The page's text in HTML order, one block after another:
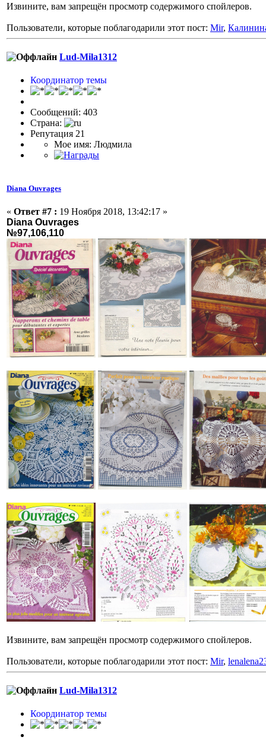
Извините, вам запрещён просмотр содержимого спойлеров.
Пользователи, которые поблагодарили этот пост: Mir,
Lud-Mila1312
Координатор темы
Сообщений: 403
Страна:
Репутация 21
Мое имя: Людмила
Diana Ouvrages
« Ответ #7 : 19 Ноября 2018, 13:42:17 »
Diana Ouvrages
№97,106,110
Извините, вам запрещён просмотр содержимого спойлеров.
Пользователи, которые поблагодарили этот пост: Mir,
Lud-Mila1312
Координатор темы